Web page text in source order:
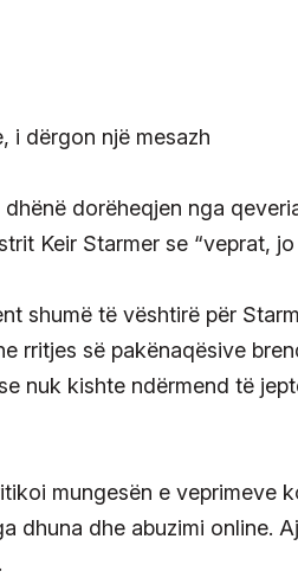
dorëheqjen nga
Keir Starmer se “veprat,
shumë të vështirë për
rritjes së pakënaqësive
nuk kishte ndërmend të
mungesën e veprimeve
dhuna dhe abuzimi online.